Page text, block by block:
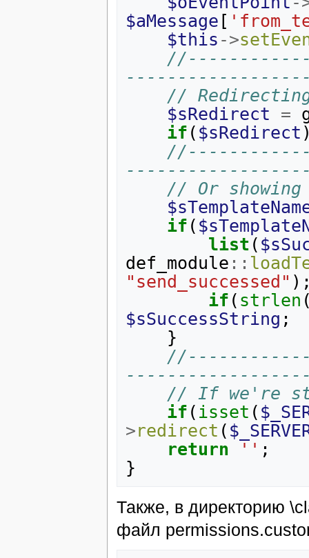
$aMessage [
$this ->
//
$sRedirect
=
if ( $sRedirect
// Or showing
if (
list (
def_module ::
"send_successed"
if ( strlen
$sSuccessString ;
}
// If we're
if ( isset (
>redirect (
return
'' ;
}
Также, в директорию
файл